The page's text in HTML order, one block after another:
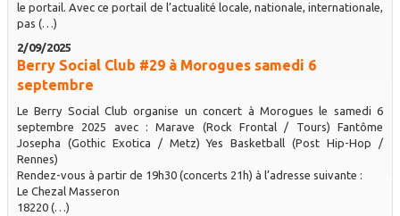
le portail. Avec ce portail de l’actualité locale, nationale, internationale,
pas (…)
2/09/2025
Berry Social Club #29 à Morogues samedi 6
septembre
Le Berry Social Club organise un concert à Morogues le samedi 6
septembre 2025 avec : Marave (Rock Frontal / Tours) Fantôme
Josepha (Gothic Exotica / Metz) Yes Basketball (Post Hip-Hop /
Rennes)
Rendez-vous à partir de 19h30 (concerts 21h) à l’adresse suivante :
Le Chezal Masseron
18220 (…)